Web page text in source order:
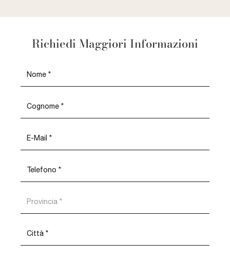
Richiedi Maggiori Informazioni